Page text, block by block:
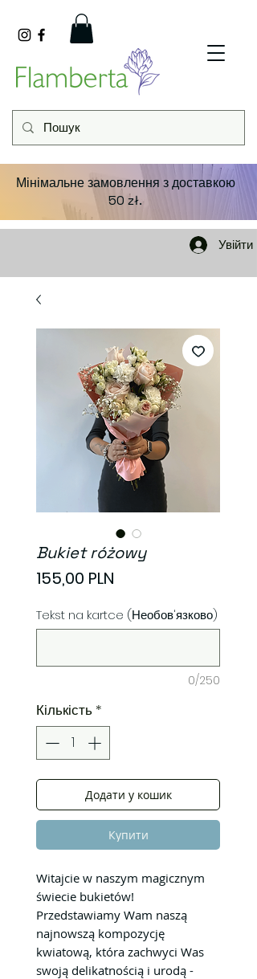
Мінімальне замовлення з доставкою
50 zł.
Увійти
Bukiet różowy
155,00 PLN
Tekst na kartce (Необов'язково)
0/250
Кількість *
Додати у кошик
Купити
Witajcie w naszym magicznym
świecie bukietów!
Przedstawiamy Wam naszą
najnowszą kompozycję
kwiatową, która zachwyci Was
swoją delikatnością i urodą -